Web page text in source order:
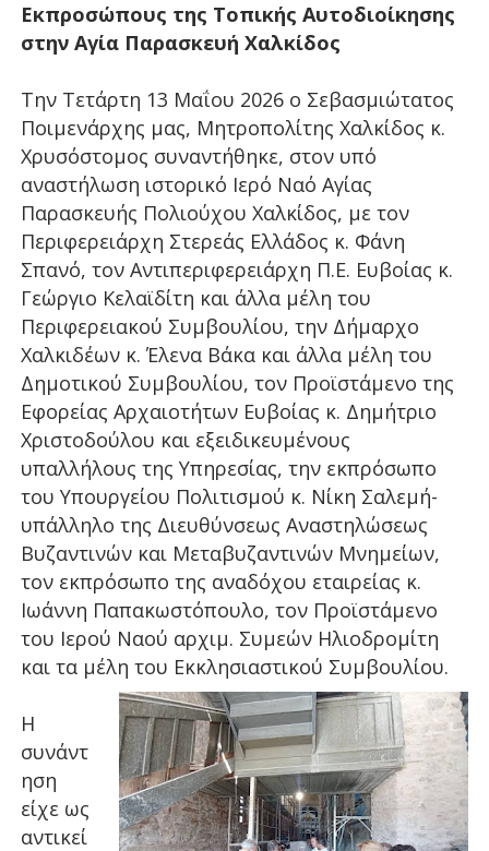
Εκπροσώπους της Τοπικής Αυτοδιοίκησης
στην Αγία Παρασκευή Χαλκίδος
Την Τετάρτη 13 Μαΐου 2026 ο Σεβασμιώτατος
Ποιμενάρχης μας, Μητροπολίτης Χαλκίδος κ.
Χρυσόστομος συναντήθηκε, στον υπό
αναστήλωση ιστορικό Ιερό Ναό Αγίας
Παρασκευής Πολιούχου Χαλκίδος, με τον
Περιφερειάρχη Στερεάς Ελλάδος κ. Φάνη
Σπανό, τον Αντιπεριφερειάρχη Π.Ε. Ευβοίας κ.
Γεώργιο Κελαϊδίτη και άλλα μέλη του
Περιφερειακού Συμβουλίου, την Δήμαρχο
Χαλκιδέων κ. Έλενα Βάκα και άλλα μέλη του
Δημοτικού Συμβουλίου, τον Προϊστάμενο της
Εφορείας Αρχαιοτήτων Ευβοίας κ. Δημήτριο
Χριστοδούλου και εξειδικευμένους
υπαλλήλους της Υπηρεσίας, την εκπρόσωπο
του Υπουργείου Πολιτισμού κ. Νίκη Σαλεμή-
υπάλληλο της Διευθύνσεως Αναστηλώσεως
Βυζαντινών και Μεταβυζαντινών Μνημείων,
τον εκπρόσωπο της αναδόχου εταιρείας κ.
Ιωάννη Παπακωστόπουλο, τον Προϊστάμενο
του Ιερού Ναού αρχιμ. Συμεών Ηλιοδρομίτη
και τα μέλη του Εκκλησιαστικού Συμβουλίου.
Η
συνάντ
ηση
είχε ως
αντικεί